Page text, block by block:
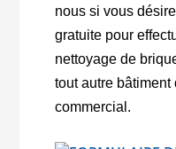
nous si vous
gratuite pour
nettoyage de
tout autre bâtiment
commercial.